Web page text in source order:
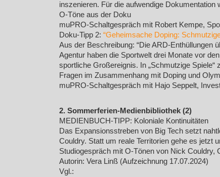
inszenieren. Für die aufwendige Dokumentation
O-Töne aus der Doku
muPRO-Schaltgespräch mit Robert Kempe,
Doku-Tipp 2: “Geheimsache Doping:
Aus der Beschreibung: “Die ARD-Enthüllungen
Agentur haben die Sportwelt drei Monate vor
sportliche Großereignis. In „Schmutzige
Fragen im Zusammenhang mit Doping und
muPRO-Schaltgespräch mit Hajo Seppelt,
2. Sommerferien-Medienbibliothek (2)
MEDIENBUCH-TIPP: Koloniale Kontinuitäten
Das Expansionsstreben von Big Tech setzt
Couldry. Statt um reale Territorien gehe es jetzt
Studiogespräch mit O-Tönen von Nick Couldry,
Autorin: Vera Linß (Aufzeichnung 17.07.2024)
Vgl.: